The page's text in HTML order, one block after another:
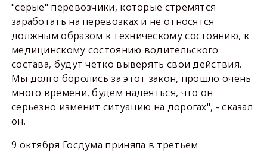
"серые" перевозчики, которые стремятся
заработать на перевозках и не относятся
должным образом к техническому состоянию, к
медицинскому состоянию водительского
состава, будут четко выверять свои действия.
Мы долго боролись за этот закон, прошло очень
много времени, будем надеяться, что он
серьезно изменит ситуацию на дорогах", - сказал
он.
9 октября Госдума приняла в третьем